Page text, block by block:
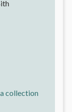
collection